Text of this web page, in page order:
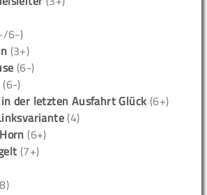
6-)
(3+)
(6-)
(6-)
der letzten Ausfahrt Glück (6+)
(4)
(6+)
(7+)